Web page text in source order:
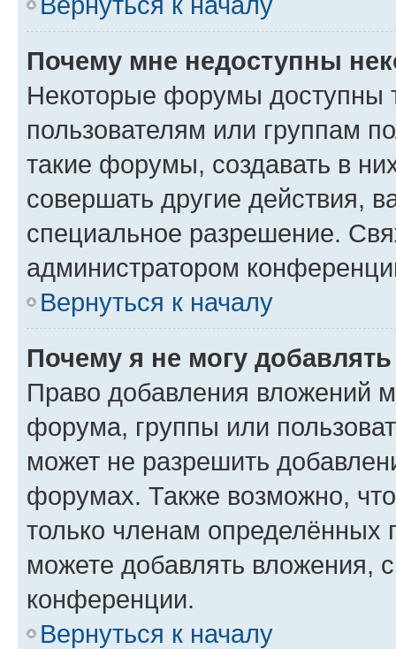
Почему мне недоступны
Некоторые форумы доступны
пользователям или группам
такие форумы, создавать в
совершать другие действия,
специальное разрешение.
администратором
Вернуться к началу
Почему я не могу
Право добавления вложений
форума, группы или
может не разрешить
форумах. Также возможно,
только членам определённых
можете добавлять вложения,
конференции.
Вернуться к началу